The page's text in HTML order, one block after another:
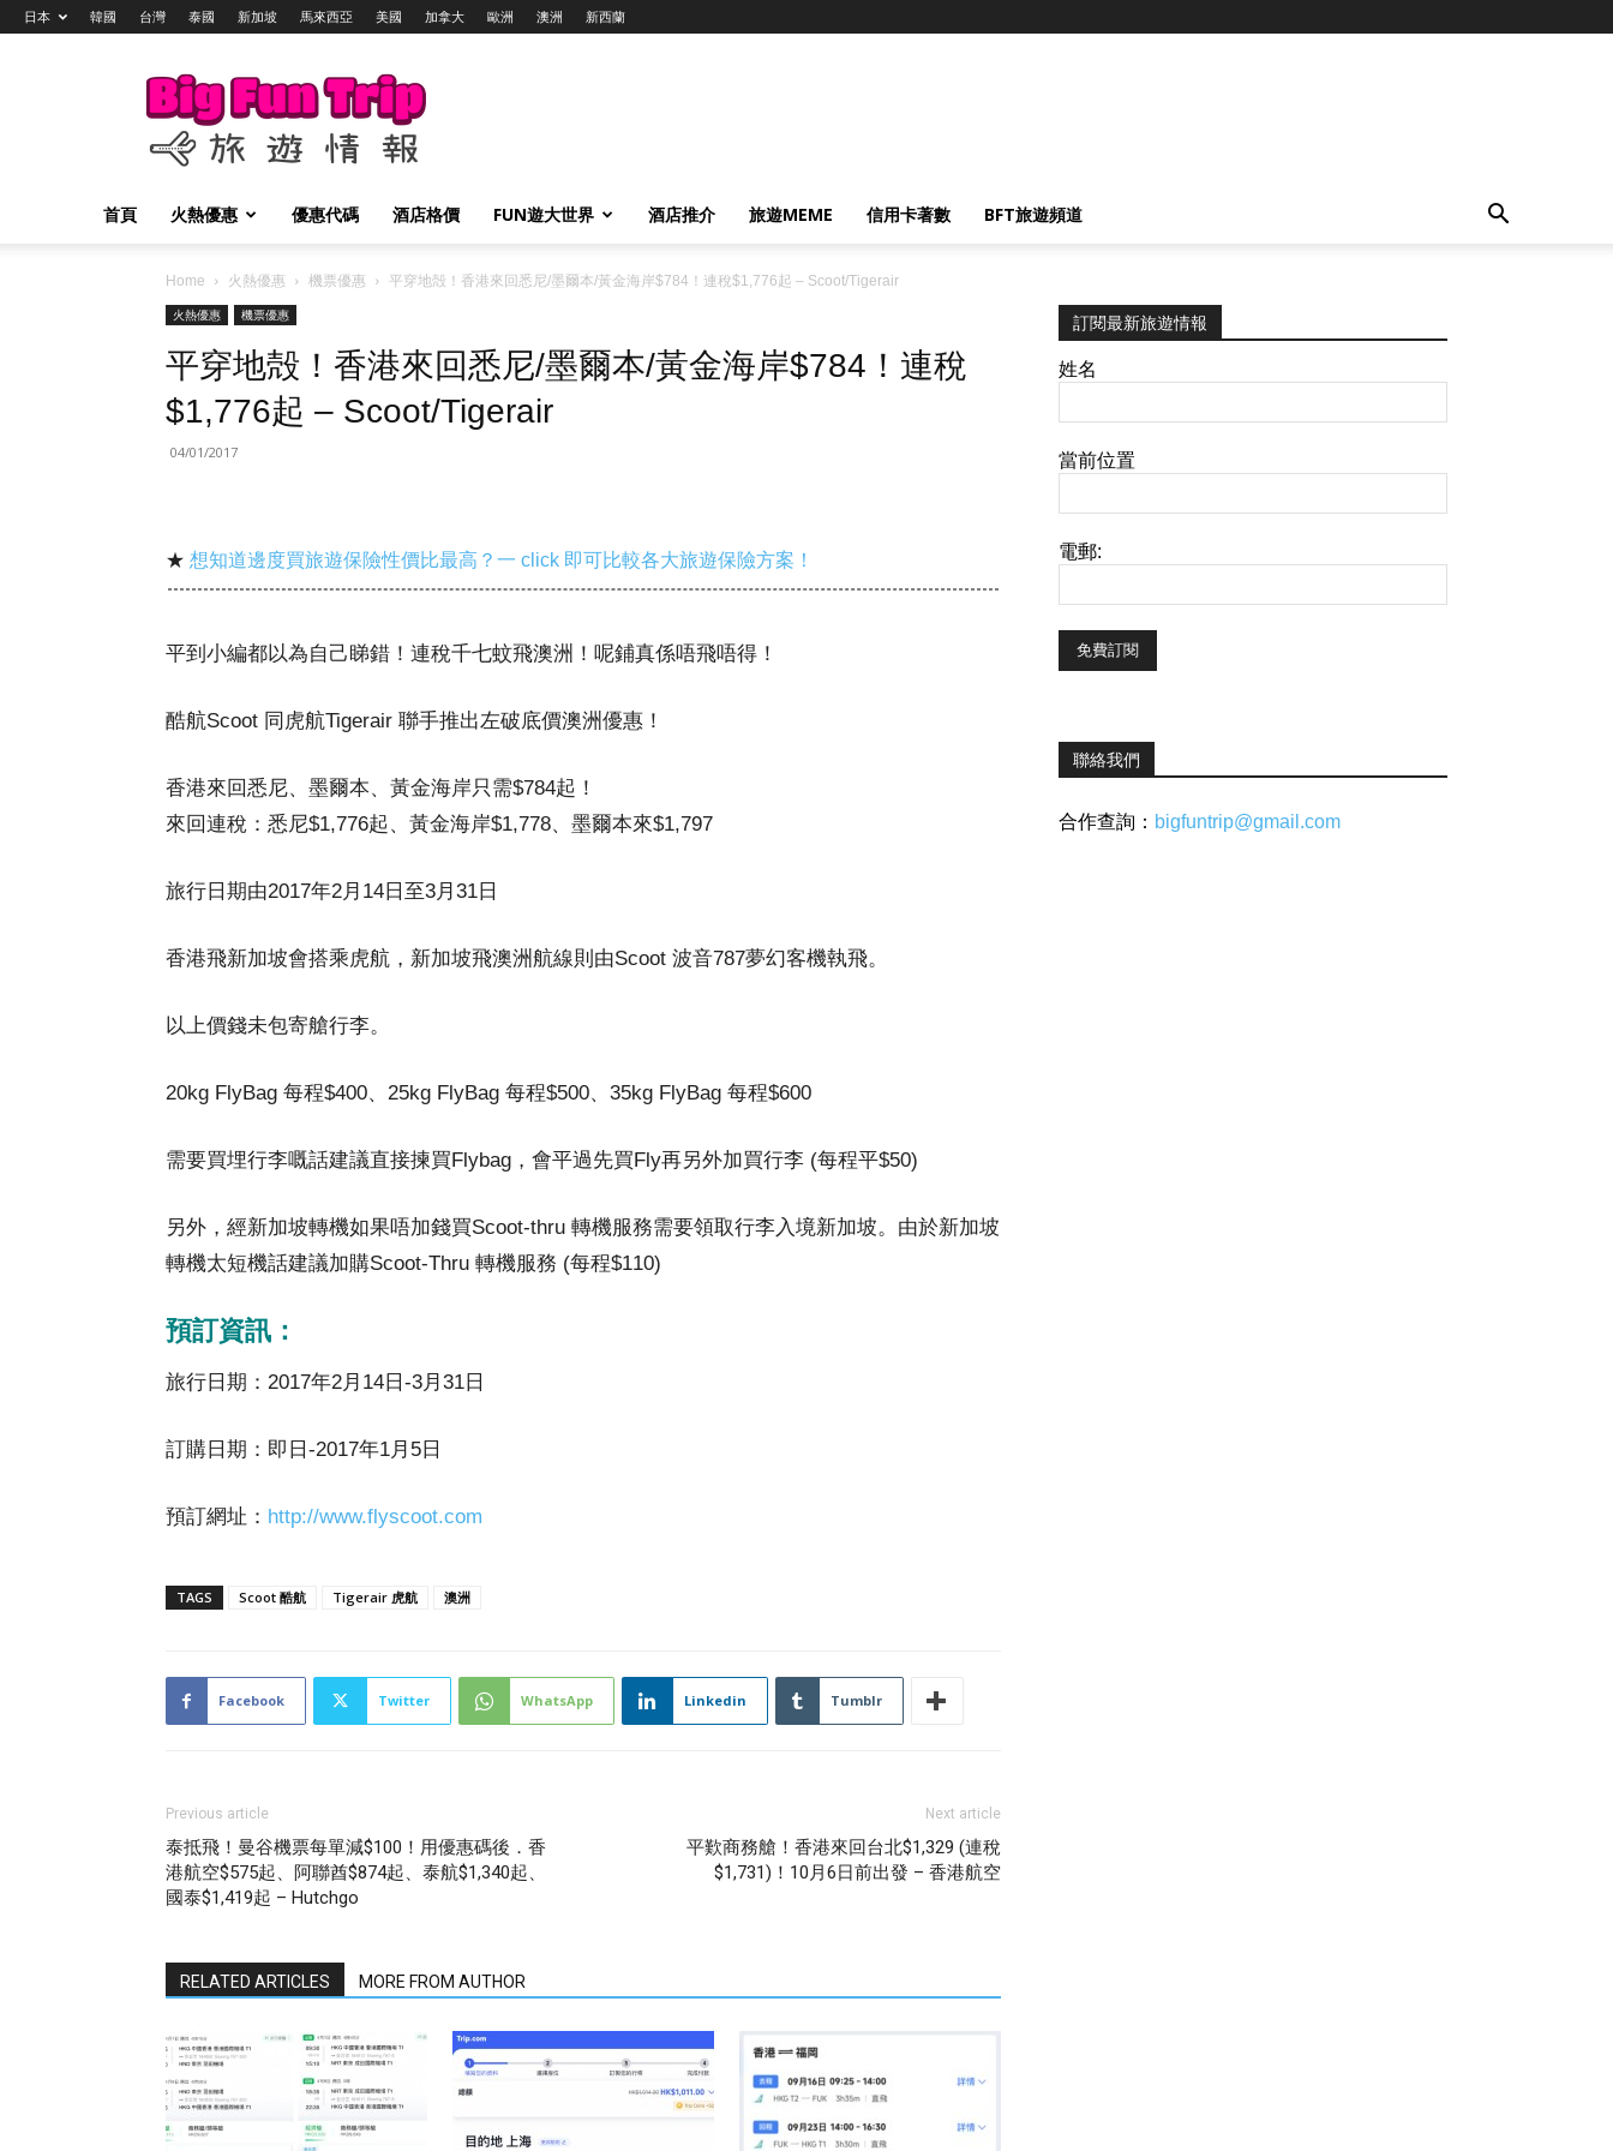
日本 韓國 台灣 泰國 新加坡 馬來西亞 美國 加拿大 歐洲 澳洲 新西蘭
Big
Trip
旅
情
報
首頁 火熱優惠 優惠代碼 酒店格價 FUN遊大世界 酒店推介 旅遊MEME 信用卡著數 BFT旅遊頻道
Home 火熱優惠 機票優惠
平穿地殻！香港來回悉尼/墨爾本/黃金海岸$784！連稅$1,776起 – Scoot/Tigerair
火熱優惠
機票優惠
平穿地殻！香港來回悉尼/墨爾本/黃金海岸$784！連稅
$1,776起 – Scoot/Tigerair
04/01/2017
★ 想知道邊度買旅遊保險性價比最高？一 click 即可比較各大旅遊保險方案！
平到小編都以為自己睇錯！連稅千七蚊飛澳洲！呢鋪真係唔飛唔得！
酷航Scoot 同虎航Tigerair 聯手推出左破底價澳洲優惠！
香港來回悉尼、墨爾本、黃金海岸只需$784起！
來回連稅：悉尼$1,776起、黃金海岸$1,778、墨爾本來$1,797
旅行日期由2017年2月14日至3月31日
香港飛新加坡會搭乘虎航，新加坡飛澳洲航線則由Scoot 波音787夢幻客機執飛。
以上價錢未包寄艙行李。
20kg FlyBag 每程$400、25kg FlyBag 每程$500、35kg FlyBag 每程$600
需要買埋行李嘅話建議直接揀買Flybag，會平過先買Fly再另外加買行李 (每程平$50)
另外，經新加坡轉機如果唔加錢買Scoot-thru 轉機服務需要領取行李入境新加坡。由於新加坡
轉機太短機話建議加購Scoot-Thru 轉機服務 (每程$110)
預訂資訊：
旅行日期：2017年2月14日-3月31日
訂購日期：即日-2017年1月5日
預訂網址： http://www.flyscoot.com
TAGS Scoot 酷航 Tigerair 虎航 澳洲
Facebook Twitter WhatsApp Linkedin Tumblr
Previous article
泰抵飛！曼谷機票每單減$100！用優惠碼後．香
港航空$575起、阿聯酋$874起、泰航$1,340起、
國泰$1,419起 – Hutchgo
Next article
平歎商務艙！香港來回台北$1,329 (連稅
$1,731)！10月6日前出發 – 香港航空
RELATED ARTICLES MORE FROM AUTHOR
訂閱最新旅遊情報
姓名
當前位置
電郵:
聯絡我們
合作查詢： bigfuntrip@gmail.com